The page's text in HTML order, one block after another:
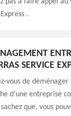
.
SERVICE
vous de
d’une entreprise
que, vous